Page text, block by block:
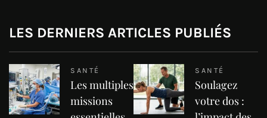
LES DERNIERS ARTICLES PUBLIÉS
SANTÉ
Les multiples
missions
SANTÉ
Soulagez
votre dos :